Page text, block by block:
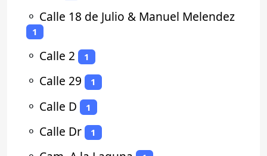
⚬ Calle 18 de Julio & Manuel Melendez
1
⚬ Calle 2 1
⚬ Calle 29 1
⚬ Calle D 1
⚬ Calle Dr 1